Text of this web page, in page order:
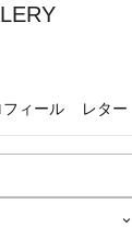
フィール レター